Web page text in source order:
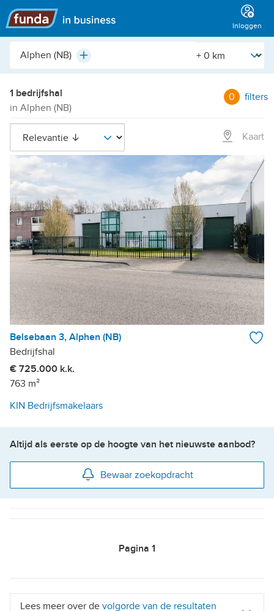
Hoofdmenu
Inloggen
Plaats,
buurt,
etc.
Plus [Straal]
1 bedrijfshal
in Alphen (NB)
0 filters
Kaart
Belsebaan 3, Alphen (NB)
Bedrijfshal
€ 725.000 k.k.
763 m²
KIN Bedrijfsmakelaars
Altijd als eerste op de hoogte van het nieuwste aanbod?
Bewaar zoekopdracht
Pagina 1
Lees meer over de volgorde van de resultaten